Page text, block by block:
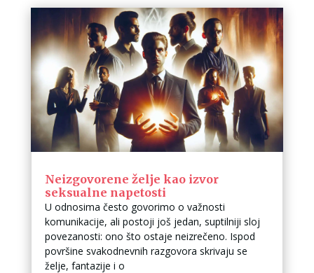
Neizgovorene želje kao izvor
seksualne napetosti
U odnosima često govorimo o važnosti
komunikacije, ali postoji još jedan, suptilniji sloj
povezanosti: ono što ostaje neizrečeno. Ispod
površine svakodnevnih razgovora skrivaju se
želje, fantazije i o